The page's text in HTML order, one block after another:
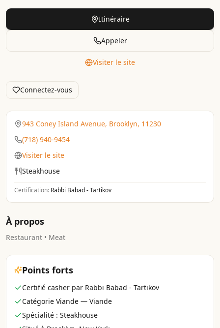
Kosher Category:
Itinéraire
Appeler
Visiter le site
Connectez-vous
943 Coney Island Avenue, Brooklyn, 11230
(718) 940-9454
Visiter le site
Steakhouse
Certification: Rabbi Babad - Tartikov
À propos
Restaurant • Meat
Points forts
Certifié casher par Rabbi Babad - Tartikov
Catégorie Viande — Viande
Spécialité : Steakhouse